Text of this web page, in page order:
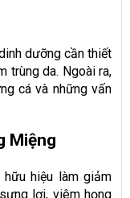
dưỡng cần thiết
trùng da. Ngoài ra,
cá và những vấn
Miệng
hiệu làm giảm
lợi, viêm họng